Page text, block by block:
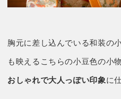
胸元に差し込んでいる和装の
も映えるこちらの小豆色の小
おしゃれで大人っぽい印象に